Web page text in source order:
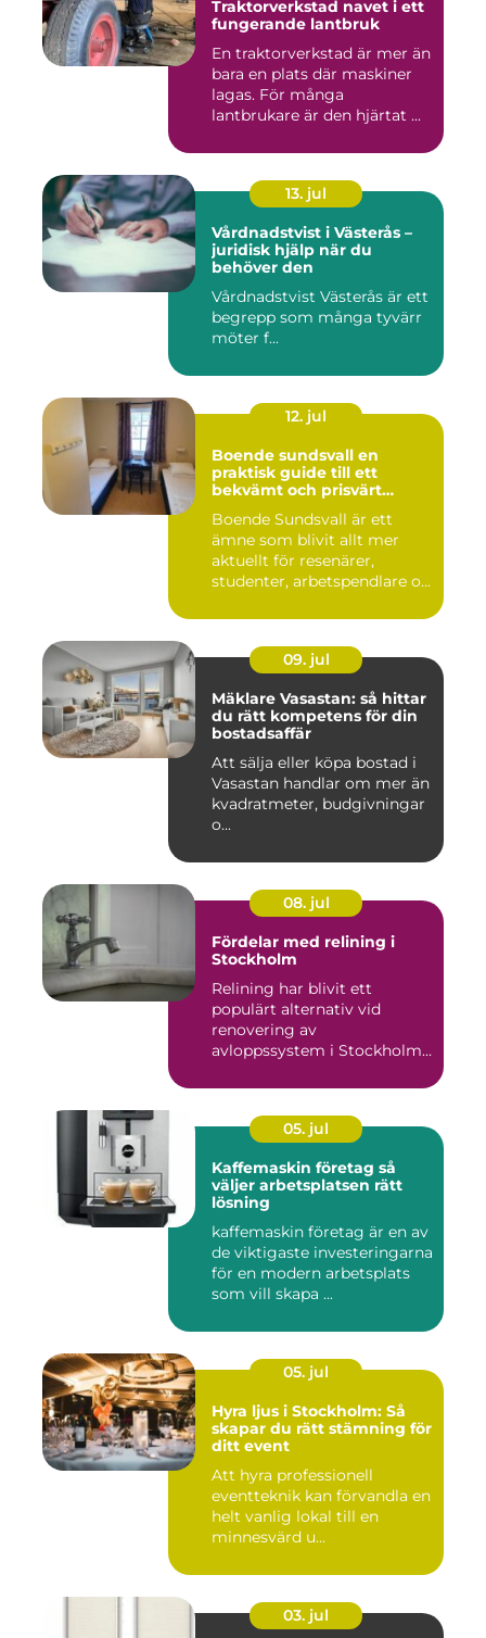
Traktorverkstad navet i ett
fungerande lantbruk
En traktorverkstad är mer än
bara en plats där maskiner
lagas. För många
lantbrukare är den hjärtat ...
13. jul
Vårdnadstvist i Västerås –
juridisk hjälp när du
behöver den
Vårdnadstvist Västerås är ett
begrepp som många tyvärr
möter f...
12. jul
Boende sundsvall en
praktisk guide till ett
bekvämt och prisvärt
Boende Sundsvall är ett
ämne som blivit allt mer
aktuellt för resenärer,
studenter, arbetspendlare o...
09. jul
Mäklare Vasastan: så hittar
du rätt kompetens för din
bostadsaffär
Att sälja eller köpa bostad i
Vasastan handlar om mer än
kvadratmeter, budgivningar
o...
08. jul
Fördelar med relining i
Stockholm
Relining har blivit ett
populärt alternativ vid
renovering av
avloppssystem i Stockholm.
05. jul
Kaffemaskin företag så
väljer arbetsplatsen rätt
lösning
kaffemaskin företag är en av
de viktigaste investeringarna
för en modern arbetsplats
som vill skapa ...
05. jul
Hyra ljus i Stockholm: Så
skapar du rätt stämning för
ditt event
Att hyra professionell
eventteknik kan förvandla en
helt vanlig lokal till en
minnesvärd u...
03. jul